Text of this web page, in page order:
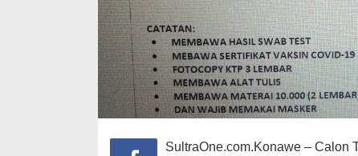
SultraOne.com.Konawe – Calon